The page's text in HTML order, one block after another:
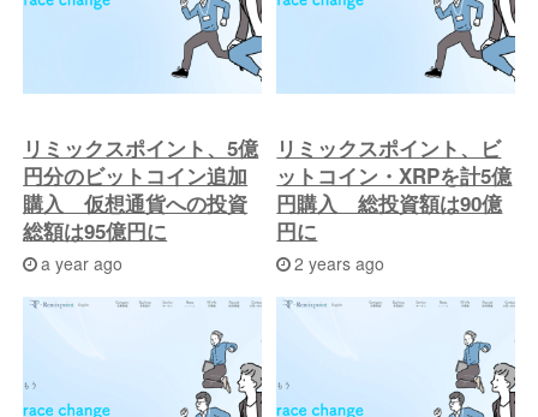
リミックスポイント、5億
円分のビットコイン追加
購入 仮想通貨への投資
総額は95億円に
a year ago
リミックスポイント、ビ
ットコイン・XRPを計5億
円購入 総投資額は90億
円に
2 years ago